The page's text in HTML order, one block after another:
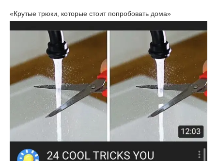
«Крутые трюки, которые стоит попробовать дома»